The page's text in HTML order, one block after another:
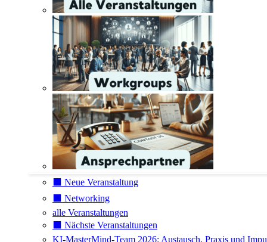
⬛️ Neue Veranstaltung
⬛️ Networking
alle Veranstaltungen
⬛️ Nächste Veranstaltungen
KI-MasterMind-Team 2026: Austausch, Praxis und